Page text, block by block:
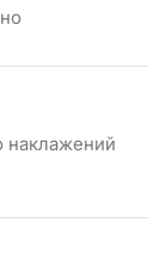
наклажений